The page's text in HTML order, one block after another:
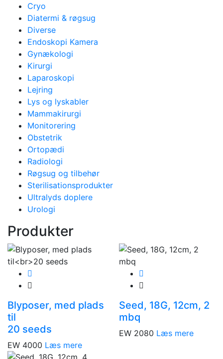
Produkter
Blyposer, med plads
til
20 seeds
EW 4000 Læs mere
Seed, 18G, 12cm, 2
mbq
EW 2080 Læs mere
Cryo
Diatermi & røgsug
Diverse
Endoskopi Kamera
Gynækologi
Kirurgi
Laparoskopi
Lejring
Lys og lyskabler
Mammakirurgi
Monitorering
Obstetrik
Ortopædi
Radiologi
Røgsug og tilbehør
Sterilisationsprodukter
Ultralyds doplere
Urologi